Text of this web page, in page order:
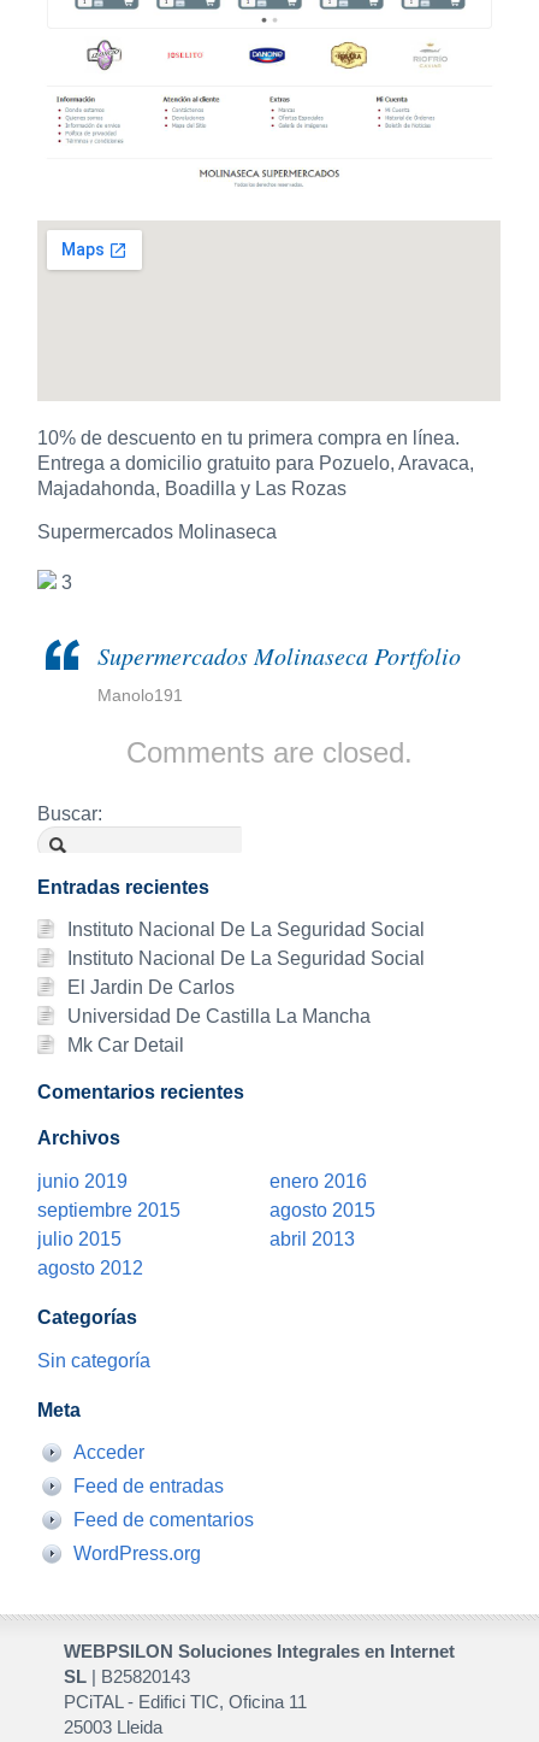
10% de descuento en tu primera compra en línea.
Entrega a domicilio gratuito para Pozuelo, Aravaca,
Majadahonda, Boadilla y Las Rozas
Supermercados Molinaseca
3
Supermercados Molinaseca Portfolio
Manolo191
Comments are closed.
Buscar:
Entradas recientes
Instituto Nacional De La Seguridad Social
Instituto Nacional De La Seguridad Social
El Jardin De Carlos
Universidad De Castilla La Mancha
Mk Car Detail
Comentarios recientes
Archivos
junio 2019
enero 2016
septiembre 2015
agosto 2015
julio 2015
abril 2013
agosto 2012
Categorías
Sin categoría
Meta
Acceder
Feed de entradas
Feed de comentarios
WordPress.org
WEBPSILON Soluciones Integrales en Internet
SL| B25820143
PCiTAL - Edifici TIC, Oficina 11
25003 Lleida